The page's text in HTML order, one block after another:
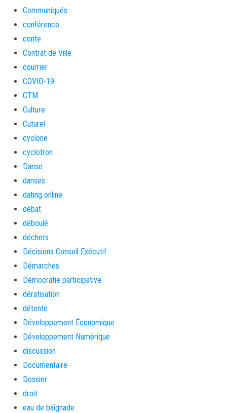
Communiqués
conférence
conte
Contrat de Ville
courrier
COVID-19
CTM
Culture
Cuturel
cyclone
cyclotron
Danse
danses
dating online
débat
déboulé
déchets
Décisions Conseil Exécutif
Démarches
Démocratie participative
dératisation
détente
Développement Économique
Développement Numérique
discussion
Documentaire
Dossier
droit
eau de baignade